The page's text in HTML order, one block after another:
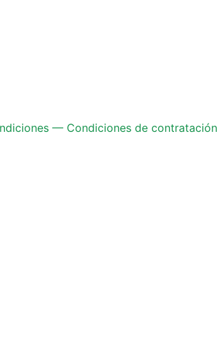
— Condiciones de contratación